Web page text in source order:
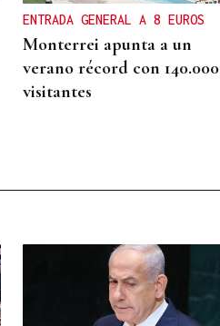
ENTRADA GENERAL A 8 EUROS
Monterrei apunta a un
verano récord con 140.000
visitantes